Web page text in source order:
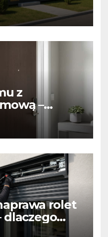
z
–
rolet
dlaczego